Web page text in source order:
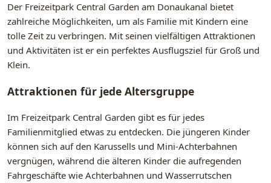
Der Freizeitpark Central Garden am Donaukanal bietet
zahlreiche Möglichkeiten, um als Familie mit Kindern eine
tolle Zeit zu verbringen. Mit seinen vielfältigen Attraktionen
und Aktivitäten ist er ein perfektes Ausflugsziel für Groß und
Klein.
Attraktionen für jede Altersgruppe
Im Freizeitpark Central Garden gibt es für jedes
Familienmitglied etwas zu entdecken. Die jüngeren Kinder
können sich auf den Karussells und Mini-Achterbahnen
vergnügen, während die älteren Kinder die aufregenden
Fahrgeschäfte wie Achterbahnen und Wasserrutschen